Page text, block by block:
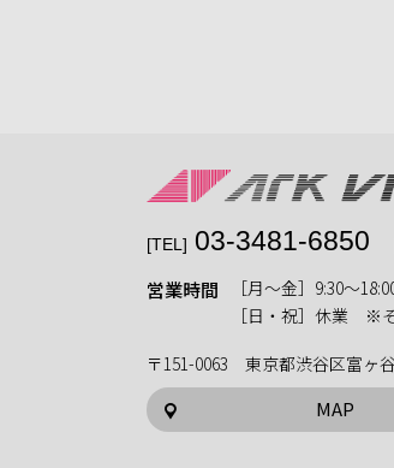
[TEL] 03-3481-6850
営業時間
［月〜金］9:30〜
［日・祝］休業 ※
〒151-0063 東京都渋谷区富ヶ
MAP